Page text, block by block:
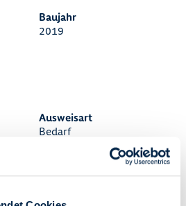
Baujahr
2019
Ausweisart
Bedarf